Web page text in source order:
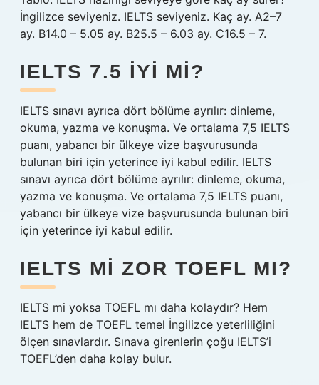
İngilizce seviyeniz. IELTS seviyeniz. Kaç ay. A2–7
ay. B14.0 – 5.05 ay. B25.5 – 6.03 ay. C16.5 – 7.
IELTS 7.5 IYI MI?
IELTS sınavı ayrıca dört bölüme ayrılır: dinleme,
okuma, yazma ve konuşma. Ve ortalama 7,5 IELTS
puanı, yabancı bir ülkeye vize başvurusunda
bulunan biri için yeterince iyi kabul edilir. IELTS
sınavı ayrıca dört bölüme ayrılır: dinleme, okuma,
yazma ve konuşma. Ve ortalama 7,5 IELTS puanı,
yabancı bir ülkeye vize başvurusunda bulunan biri
için yeterince iyi kabul edilir.
IELTS MI ZOR TOEFL MI?
IELTS mi yoksa TOEFL mı daha kolaydır? Hem
IELTS hem de TOEFL temel İngilizce yeterliliğini
ölçen sınavlardır. Sınava girenlerin çoğu IELTS’i
TOEFL’den daha kolay bulur.